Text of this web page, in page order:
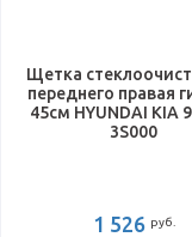
Щетка
переднего правая
45см HYUNDAI KIA
3S000
1 526 руб.